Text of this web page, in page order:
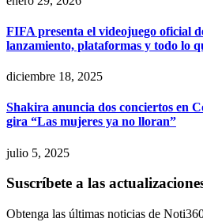
FIFA presenta el videojuego oficial
lanzamiento, plataformas y todo lo
diciembre 18, 2025
Shakira anuncia dos conciertos en
gira “Las mujeres ya no lloran”
julio 5, 2025
Suscríbete a las
Obtenga las últimas noticias de